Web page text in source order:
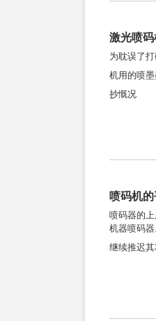
激光喷
为耽误了
机用的喷
抄慨况
喷码机
喷码器的
机器喷码
继续推迟其